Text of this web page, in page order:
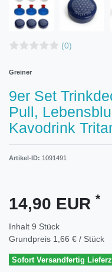
(0)
Greiner
9er Set
Pull,
Kavodrink
Artikel-ID: 1091491
14,90 EUR *
Inhalt 9 Stück
Grundpreis 1,66 € / Stück
Sofort Versandfertig